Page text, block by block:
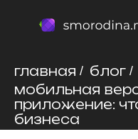
О
Контакты
Услуги
Кейсы
главная / блог /
мобильная
приложение:
бизнеса